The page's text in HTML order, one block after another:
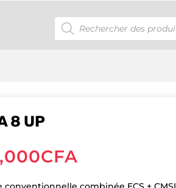
Recherche
de
produits
8 UP
CFA